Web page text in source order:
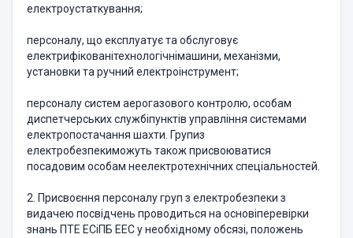
електроустаткування;
персоналу, що експлуатує та обслуговує
електрифiкованiтехнологiчнiмашини, механiзми,
установки та ручний електроiнструмент;
персоналу систем аерогазового контролю, особам
диспетчерських службiпунктiв управлiння системами
електропостачання шахти. Групиз
електробезпекиможуть також присвоюватися
посадовим особам неелектротехнiчних спецiальностей.
2. Присвоєння персоналу груп з електробезпеки з
видачею посвiдчень проводиться на основiперевiрки
знань ПТЕ ЕСiПБ ЕЕС у необхiдному обсязi, положень